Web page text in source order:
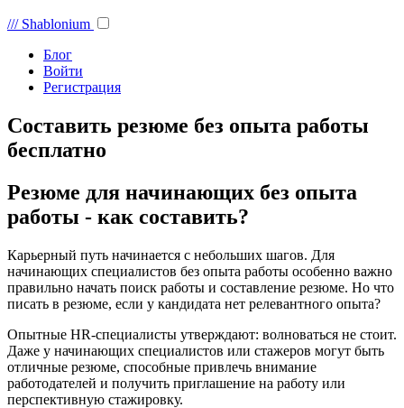
/// Shablonium
Блог
Войти
Регистрация
Составить резюме без опыта работы
бесплатно
Резюме для начинающих без опыта
работы - как составить?
Карьерный путь начинается с небольших шагов. Для
начинающих специалистов без опыта работы особенно важно
правильно начать поиск работы и составление резюме. Но что
писать в резюме, если у кандидата нет релевантного опыта?
Опытные HR-специалисты утверждают: волноваться не стоит.
Даже у начинающих специалистов или стажеров могут быть
отличные резюме, способные привлечь внимание
работодателей и получить приглашение на работу или
перспективную стажировку.